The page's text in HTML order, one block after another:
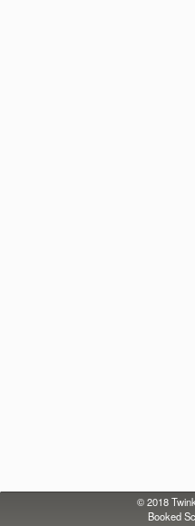
© 2018
Booked